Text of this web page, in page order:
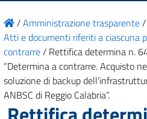
/Amministrazione trasparente/
Atti e documenti riferiti a ciascuna
contrarre/ Rettifica determina n.
“Determina a contrarre. Acquisto
soluzione di backup
ANBSC di Reggio Calabria”.